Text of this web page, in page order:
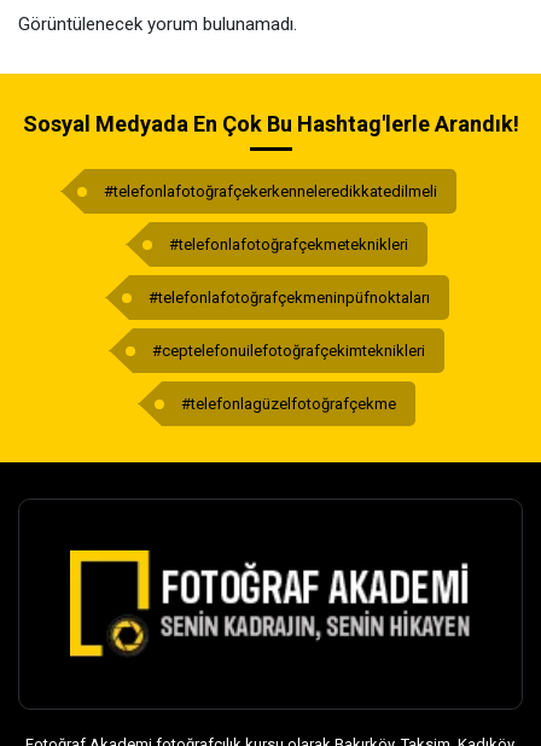
Görüntülenecek yorum bulunamadı.
Sosyal Medyada En Çok Bu Hashtag'lerle Arandık!
#telefonlafotoğrafçekerkenneleredikkatedilmeli
#telefonlafotoğrafçekmeteknikleri
#telefonlafotoğrafçekmeninpüfnoktaları
#ceptelefonuilefotoğrafçekimteknikleri
#telefonlagüzelfotoğrafçekme